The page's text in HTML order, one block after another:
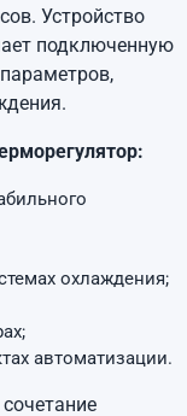
Устройство
подключенную
охлаждения;
автоматизации.